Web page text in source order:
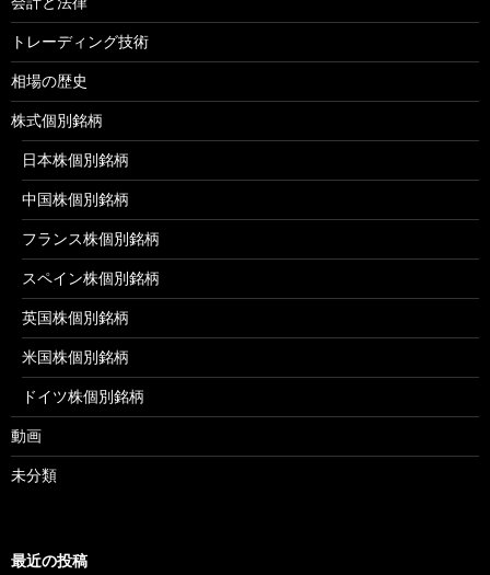
トレーディング技術
相場の歴史
株式個別銘柄
日本株個別銘柄
中国株個別銘柄
フランス株個別銘柄
スペイン株個別銘柄
英国株個別銘柄
米国株個別銘柄
ドイツ株個別銘柄
動画
未分類
最近の投稿